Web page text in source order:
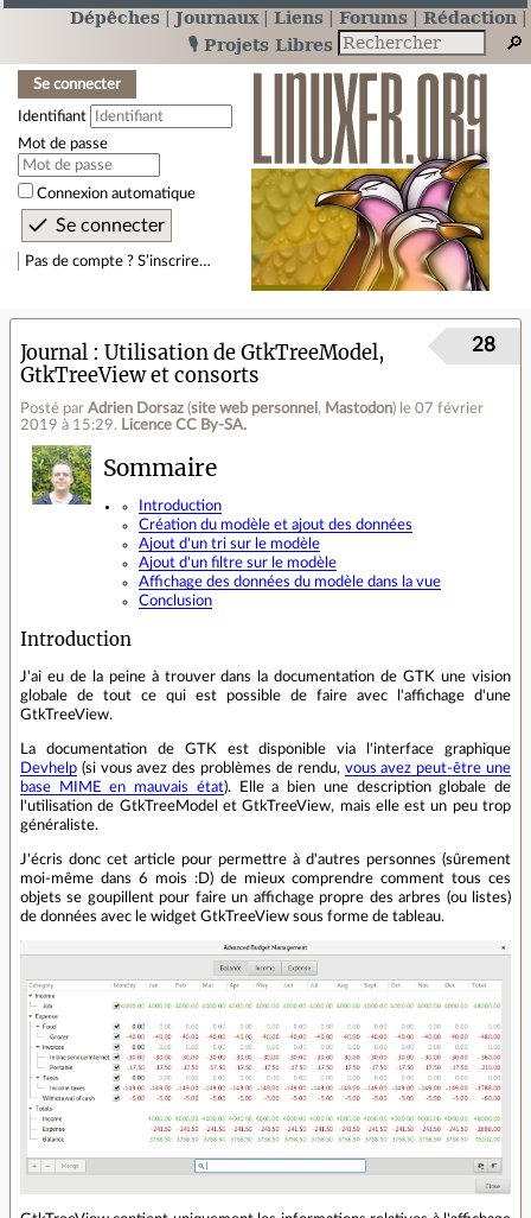
Dépêches Journaux Liens Forums
Rédaction
🎙️ Projets Libres
Se connecter
Identifiant
Mot de passe
Connexion automatique
Pas de compte ? S’inscrire…
Journal
Utilisation de GtkTreeModel,
GtkTreeView et consorts
Posté par Adrien Dorsaz (site web personnel , Mastodon) le 07 février
2019 à 15:29. Licence CC By‑SA.
28
Sommaire
Introduction
Création du modèle et ajout des données
Ajout d'un tri sur le modèle
Ajout d'un filtre sur le modèle
Affichage des données du modèle dans la vue
Conclusion
Introduction
J'ai eu de la peine à trouver dans la documentation de GTK une vision
globale de tout ce qui est possible de faire avec l'affichage d'une
GtkTreeView.
La documentation de GTK est disponible via l'interface graphique
Devhelp (si vous avez des problèmes de rendu, vous avez peut-être une
base MIME en mauvais état). Elle a bien une description globale de
l'utilisation de GtkTreeModel et GtkTreeView, mais elle est un peu trop
généraliste.
J'écris donc cet article pour permettre à d'autres personnes (sûrement
moi-même dans 6 mois :D) de mieux comprendre comment tous ces
objets se goupillent pour faire un affichage propre des arbres (ou listes)
de données avec le widget GtkTreeView sous forme de tableau.